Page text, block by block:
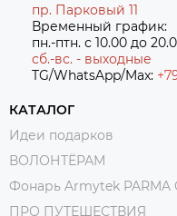
пр. Парковый 11
Временный график:
пн.-птн. с 10.00 до
сб.-вс. - выходные
TG/WhatsApp/Max: +7
КАТАЛОГ
Идеи подарков
ВОЛОНТЁРАМ
Фонарь Armytek PARMA
ПРО ПУТЕШЕСТВИЯ